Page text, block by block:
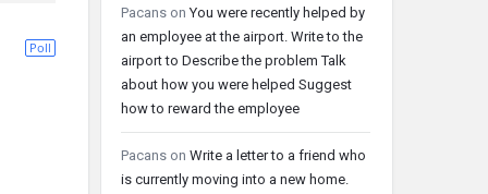
Poll
Pacans onYou were recently helped by
an employee at the airport. Write to the
airport to Describe the problem Talk
about how you were helped Suggest
how to reward the employee
Pacans on Write a letter to a friend who
is currently moving into a new home.